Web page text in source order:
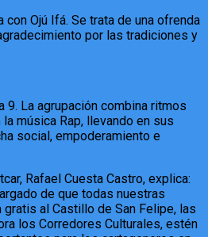
Ojú Ifá. Se trata de una ofrenda
por las tradiciones y
9. La agrupación combina ritmos
música Rap, llevando en sus
social, empoderamiento e
Rafael Cuesta Castro, explica:
de que todas nuestras
al Castillo de San Felipe, las
los Corredores Culturales, estén